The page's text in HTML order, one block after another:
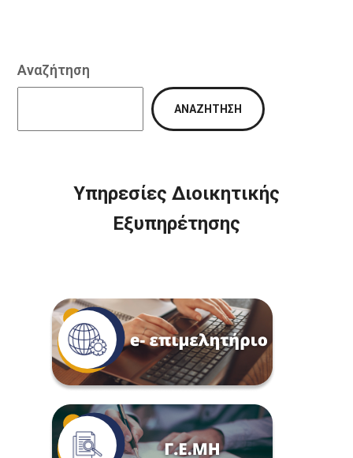
Αναζήτηση
ΑΝΑΖΉΤΗΣΗ
Υπηρεσίες Διοικητικής
Εξυπηρέτησης